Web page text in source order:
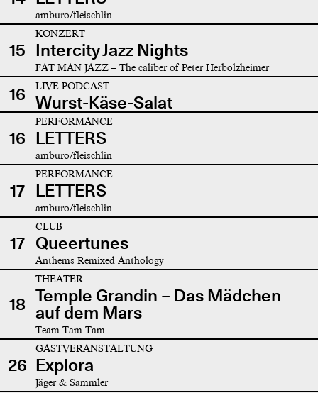
amburo/fleischlin
15
KONZERT
Intercity Jazz Nights
FAT MAN JAZZ – The caliber of Peter Herbolzheimer
16 LIVE-PODCAST
Wurst-Käse-Salat
16
PERFORMANCE
LETTERS
amburo/fleischlin
17
PERFORMANCE
LETTERS
amburo/fleischlin
17
CLUB
Queertunes
Anthems Remixed Anthology
18
THEATER
Temple Grandin – Das Mädchen
auf dem Mars
Team Tam Tam
26
GASTVERANSTALTUNG
Explora
Jäger & Sammler